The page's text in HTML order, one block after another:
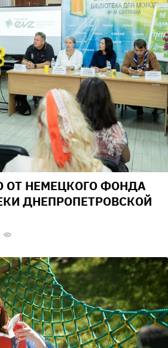
ОТ НЕМЕЦКОГО ФОНДА
ДНЕПРОПЕТРОВСКОЙ